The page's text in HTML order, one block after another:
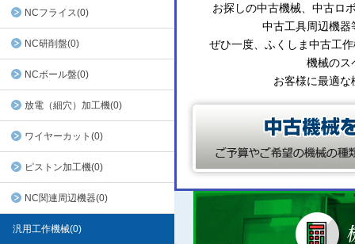
NCフライス(0)
NC研削盤(0)
NCボール盤(0)
放電（細穴）加工機(0)
ワイヤーカット(0)
ピストン加工機(0)
NC関連周辺機器(0)
汎用工作機械(0)
お探しの中古機械、中古ロ
中古工具周辺機器
ぜひ一度、ふくしま中古工
機械のス
お客様に最適